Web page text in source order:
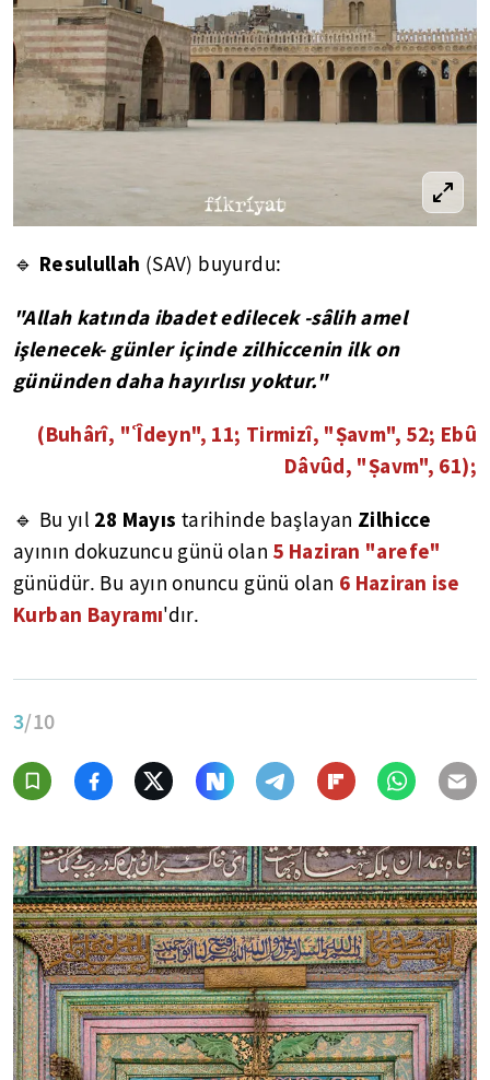
🔹 Resulullah (SAV) buyurdu:
"Allah katında ibadet edilecek -sâlih amel
işlenecek- günler içinde zilhiccenin ilk on
gününden daha hayırlısı yoktur."
(Buhârî, "ʿÎdeyn", 11; Tirmizî, "Ṣavm", 52; Ebû
Dâvûd, "Ṣavm", 61);
🔹 Bu yıl 28 Mayıs tarihinde başlayan Zilhicce
ayının dokuzuncu günü olan 5 Haziran "arefe"
günüdür. Bu ayın onuncu günü olan 6 Haziran ise
Kurban Bayramı'dır.
3/10